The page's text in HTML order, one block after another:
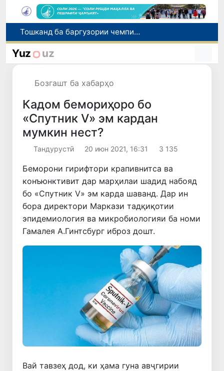
Шаҳрвандони Ӯзбекистон метавонанд дар доираи барномаи H-2A ба корҳои мавсимии кишоварзӣ дар ИМА сафарбар шаванд
Намояндагии Агентии муҳоҷират дар Москва моҳи июл ба зиёда аз 1,8 ҳазор шаҳрванди Ӯзбекистон кумак расонд
Yuz uz
Бозгашт ба хабарҳо
Кадом бемориҳоро бо
«Спутник V» эм кардан
мумкин нест?
Тандурустӣ 20 июн 2021, 16:31 3 135
Беморони гирифтори крапивнитса ва
конъюнктивит дар марҳилаи шадид набояд
бо «Спутник V» эм карда шаванд. Дар ин
бора директори Маркази тадқиқотии
эпидемиология ва микробиологияи ба номи
Гамалея А.Гинтсбург иброз дошт.
Вай тавзеҳ дод, ки ҳама гуна авҷгирии